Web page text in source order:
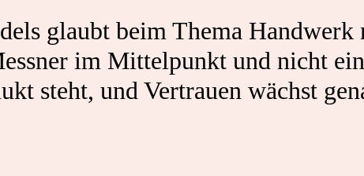
glaubt beim Thema Handwerk
im Mittelpunkt und nicht
steht, und Vertrauen wächst